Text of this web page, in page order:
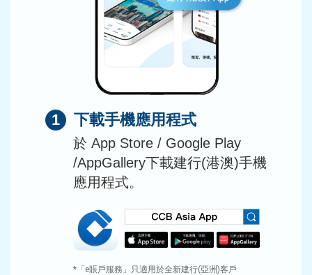
1 下載手機應用程式
於 App Store / Google Play
/AppGallery下載建行(港澳)手機
應用程式。
*「e賬戶服務」只適用於全新建行(亞洲)客戶